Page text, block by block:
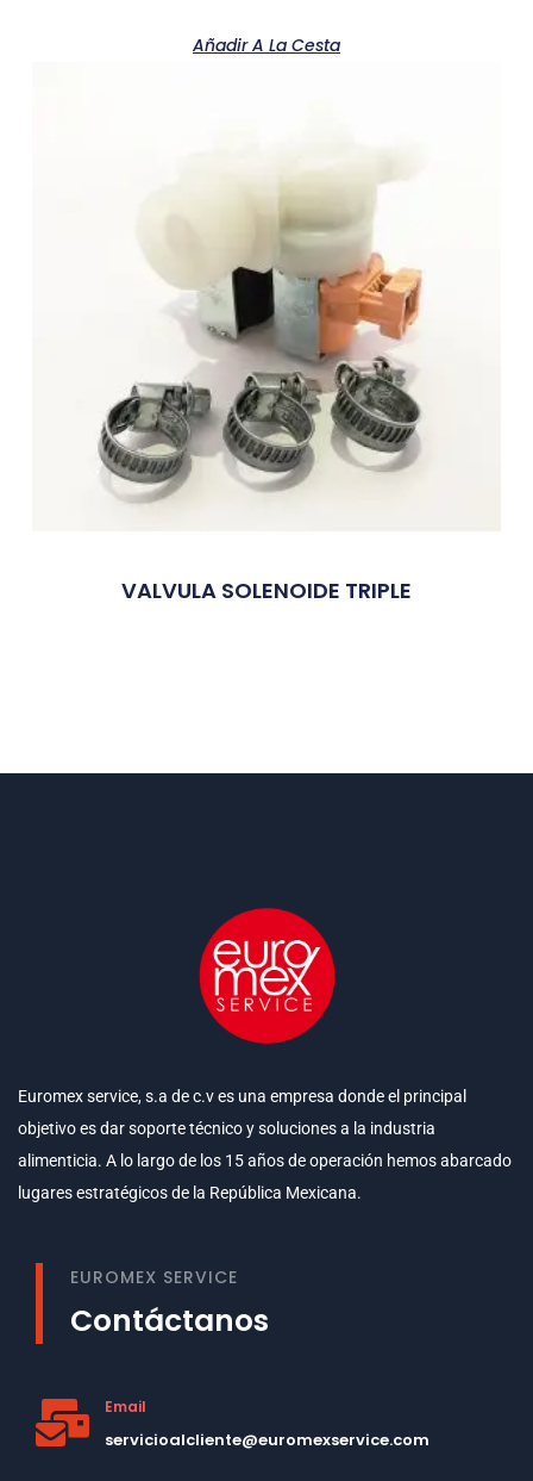
Añadir A La Cesta
VALVULA SOLENOIDE TRIPLE
Euromex service, s.a de c.v es una empresa donde el principal
objetivo es dar soporte técnico y soluciones a la industria
alimenticia. A lo largo de los 15 años de operación hemos abarcado
lugares estratégicos de la República Mexicana.
EUROMEX SERVICE
Contáctanos
Email
servicioalcliente@euromexservice.com